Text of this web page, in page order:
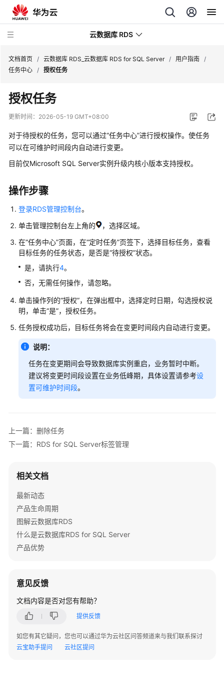
云数据库 RDS
最
动
态
务
公
告
产
品
介
计
费
说
快
速
用
南
IAM
予
使
用
RDS
权
购
买
for
SQL
Server
文档首页 / 云数据库 RDS_云数据库 RDS for SQL Server / 用户指南 /
任务中心 / 授权任务
授权任务
更新时间： 2026-05-19 GMT+08:00
对于待授权的任务，您可以通过“任务中心”进行授权操作。使任务
可以在可维护时间段内自动进行变更。
目前仅Microsoft SQL Server实例升级内核小版本支持授权。
操作步骤
登录RDS管理控制台。
单击管理控制台左上角的
，选择区域。
在“任务中心”页面，在“定时任务”页签下，选择目标任务，查看
目标任务的任务状态，是否是“待授权”状态。
是，请执行4。
否，无需任何操作，请忽略。
单击操作列的“授权”，在弹出框中，选择定时日期，勾选授权说
明，单击“是”，授权任务。
任务授权成功后，目标任务将会在变更时间段内自动进行变更。
说明：
任务在变更期间会导致数据库实例重启，业务暂时中断。
建议将变更时间段设置在业务低峰期，具体设置请参考设
置可维护时间段。
上一篇：删除任务
下一篇：RDS for SQL Server标签管理
相关文档
最新动态
产品生命周期
图解云数据库RDS
什么是云数据库RDS for SQL Server
产品优势
意见反馈
文档内容是否对您有帮助？
提供反馈
如您有其它疑问，您也可以通过华为云社区问答频道来与我们联系探讨
云宝助手提问
云社区提问